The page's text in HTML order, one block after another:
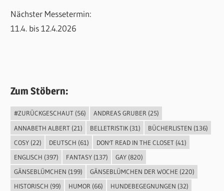
Nächster Messetermin:
11.4. bis 12.4.2026
Zum Stöbern:
#ZURÜCKGESCHAUT(56) ANDREAS GRUBER(25)
ANNABETH ALBERT(21) BELLETRISTIK(31) BÜCHERLISTEN (136)
COSY(22) DEUTSCH (61) DON'T READ IN THE CLOSET(41)
ENGLISCH (397) FANTASY(137) GAY(820)
GÄNSEBLÜMCHEN (199) GÄNSEBLÜMCHEN DER WOCHE (220)
HISTORISCH (99) HUMOR(66) HUNDEBEGEGNUNGEN (32)